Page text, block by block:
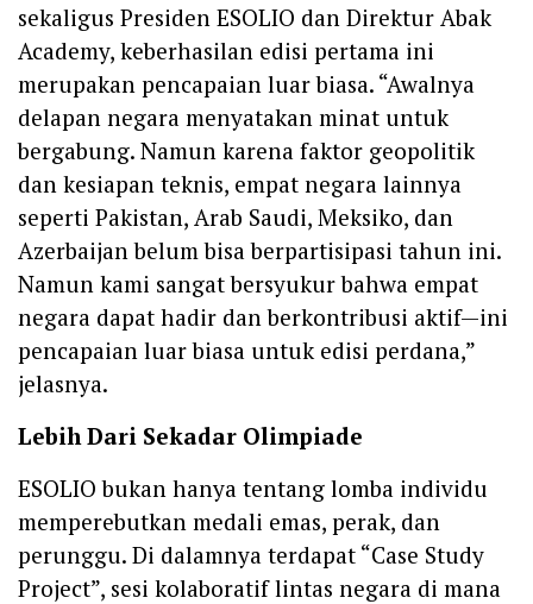
sekaligus Presiden ESOLIO dan Direktur Abak
Academy, keberhasilan edisi pertama ini
merupakan pencapaian luar biasa. “Awalnya
delapan negara menyatakan minat untuk
bergabung. Namun karena faktor geopolitik
dan kesiapan teknis, empat negara lainnya
seperti Pakistan, Arab Saudi, Meksiko, dan
Azerbaijan belum bisa berpartisipasi tahun ini.
Namun kami sangat bersyukur bahwa empat
negara dapat hadir dan berkontribusi aktif—ini
pencapaian luar biasa untuk edisi perdana,”
jelasnya.
Lebih Dari Sekadar Olimpiade
ESOLIO bukan hanya tentang lomba individu
memperebutkan medali emas, perak, dan
perunggu. Di dalamnya terdapat “Case Study
Project”, sesi kolaboratif lintas negara di mana